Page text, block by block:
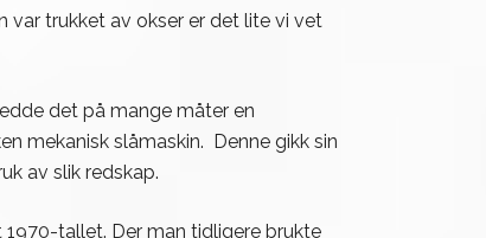
var trukket av okser er det lite vi vet
det på mange måter en
mekanisk slåmaskin. Denne gikk sin
av slik redskap.
tallet. Der man tidligere brukte